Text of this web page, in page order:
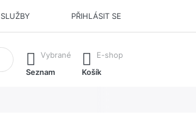
SLUŽBY PŘIHLÁSIT SE
Enter vyvoláte všechny výsledky.
Vybrané
Seznam
E-shop
Košík